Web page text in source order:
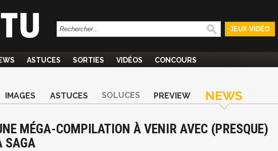
JEUX VIDÉO
ASTUCES SORTIES VIDÉOS CONCOURS
IMAGES ASTUCES SOLUCES PREVIEW NEWS
MÉGA-COMPILATION À VENIR AVEC (PRESQUE)
SAGA